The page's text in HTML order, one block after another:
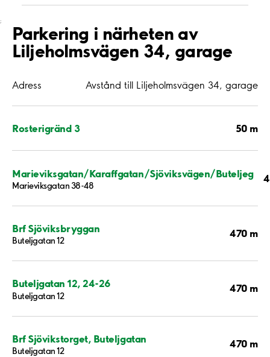
;
Parkering i närheten av
Liljeholmsvägen 34, garage
Adress Avstånd till Liljeholmsvägen 34, garage
Rosterigränd 3 50 m
Marieviksgatan/Karaffgatan/Sjöviksvägen/Buteljeg
Marieviksgatan 38-48
Brf Sjöviksbryggan
Buteljgatan 12
470 m
Buteljgatan 12, 24-26
Buteljgatan 12
470 m
Brf Sjövikstorget, Buteljgatan
Buteljgatan 12
470 m